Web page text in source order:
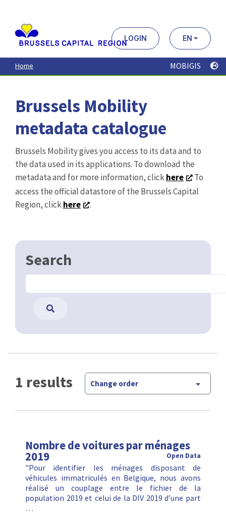
contenu
principal
LOGIN EN
Home MOBIGIS
Brussels Mobility
metadata catalogue
Brussels Mobility gives you access to its data and to
the data used in its applications. To download the
metadata and for more information, clickhere
To
access the official datastore of the Brussels Capital
Region, clickhere .
Search
1 results Change order
Nombre de voitures par ménages
2019 Open Data
"Pour identifier les ménages disposant de
véhicules immatriculés en Belgique, nous avons
réalisé un couplage entre le fichier de la
population 2019 et celui de la DIV 2019 d’une part
…